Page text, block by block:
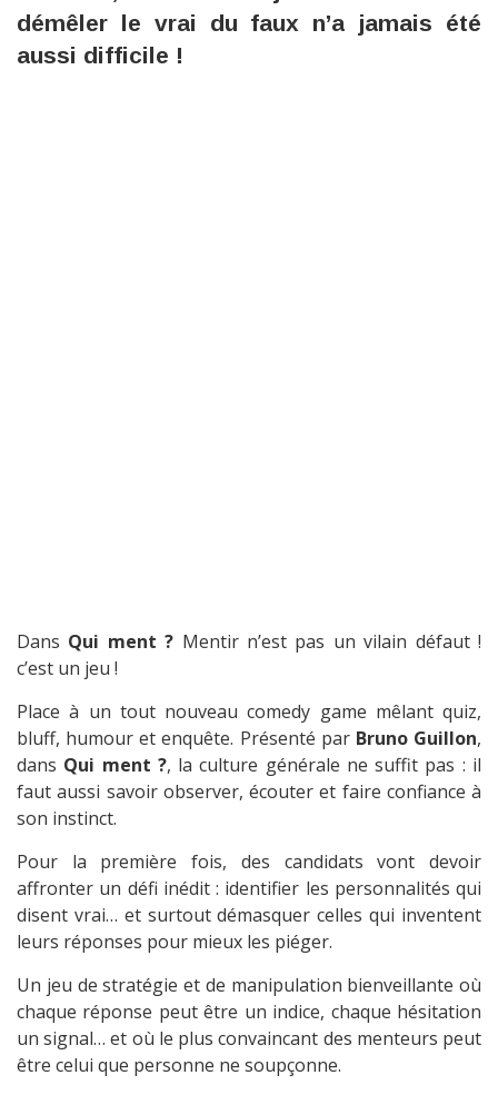
démêler le vrai du faux n’a jamais été
aussi difficile !
Dans Qui ment ? Mentir n’est pas un vilain défaut !
c’est un jeu !
Place à un tout nouveau comedy game mêlant quiz,
bluff, humour et enquête. Présenté par Bruno Guillon,
dans Qui ment ?, la culture générale ne suffit pas : il
faut aussi savoir observer, écouter et faire confiance à
son instinct.
Pour la première fois, des candidats vont devoir
affronter un défi inédit : identifier les personnalités qui
disent vrai… et surtout démasquer celles qui inventent
leurs réponses pour mieux les piéger.
Un jeu de stratégie et de manipulation bienveillante où
chaque réponse peut être un indice, chaque hésitation
un signal… et où le plus convaincant des menteurs peut
être celui que personne ne soupçonne.